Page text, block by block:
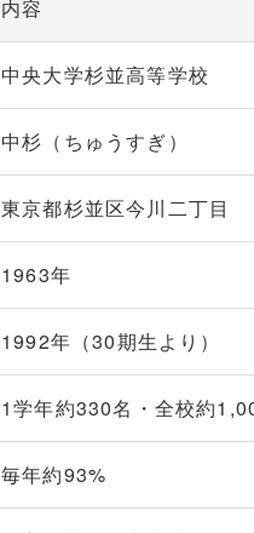
内容
中央大学杉並高等学校
中杉（ちゅうすぎ）
東京都杉並区今川二丁目
1963年
1992年（30期生より）
1学年約330名・全校約
毎年約93%